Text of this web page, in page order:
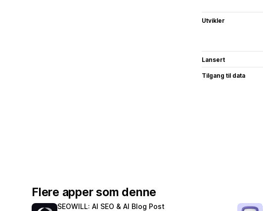
Utvikler
Lansert
Tilgang til data
Flere apper som denne
SEOWILL: AI SEO & AI Blog Post